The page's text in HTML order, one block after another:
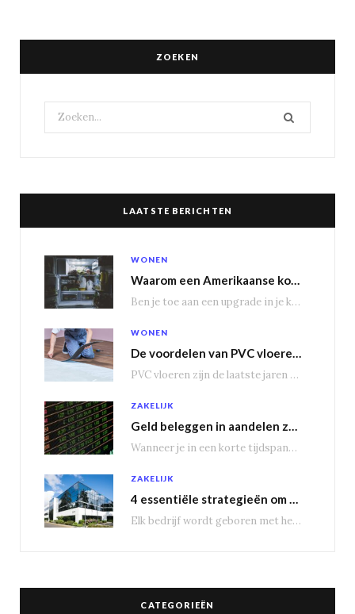
ZOEKEN
Search
for:
LAATSTE BERICHTEN
WONEN
Waarom een Amerikaanse koelkast je keuken transformeert
Ben je toe aan een upgrade in je keuken? Dan is een Amerikaanse koelkast misschien…
WONEN
De voordelen van PVC vloeren in vergelijking met houten vloeren
PVC vloeren zijn de laatste jaren steeds populairder geworden, en dat is niet zonder reden.…
ZAKELIJK
Geld beleggen in aandelen zorgt voor een passief inkomen
Wanneer je in een korte tijdspanne behoorlijke winst wil maken, is het geen slecht idee…
ZAKELIJK
4 essentiële strategieën om bedrijfsuitbreiding te genereren
Elk bedrijf wordt geboren met het doel groot te worden, om nieuwe markten te veroveren.…
CATEGORIEËN